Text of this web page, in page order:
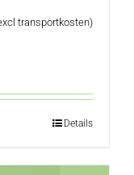
transportkosten)
Details